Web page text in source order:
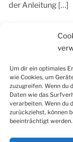
Um dir ein optimales
wie Cookies, um
zuzugreifen. Wenn du
Daten wie das
verarbeiten. Wenn du
zurückziehst, können
beeinträchtigt werden.
der Anleitung […]
Facebook